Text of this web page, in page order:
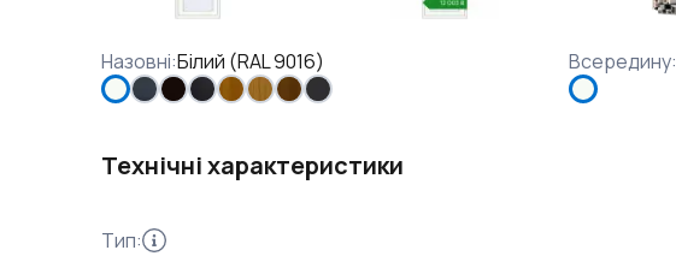
Назовні:Білий (RAL 9016) Всередину:
Технічні характеристики
Тип: